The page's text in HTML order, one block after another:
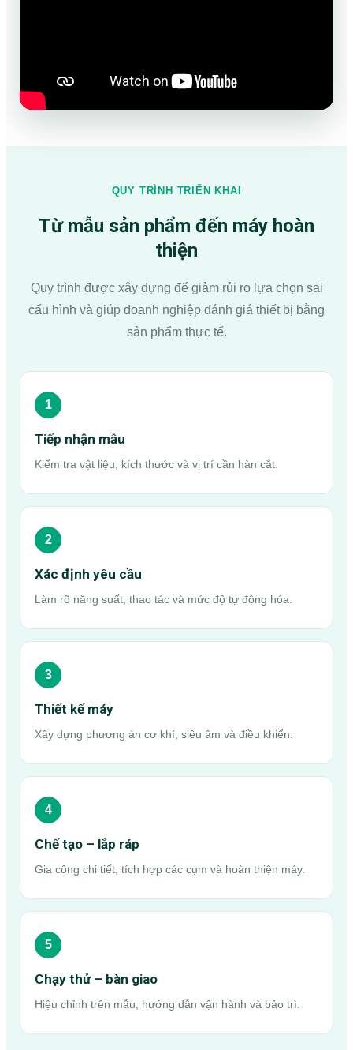
QUY TRÌNH TRIỂN KHAI
Từ mẫu sản phẩm đến máy hoàn
thiện
Quy trình được xây dựng để giảm rủi ro lựa chọn sai
cấu hình và giúp doanh nghiệp đánh giá thiết bị bằng
sản phẩm thực tế.
1
Tiếp nhận mẫu
Kiểm tra vật liệu, kích thước và vị trí cần hàn cắt.
2
Xác định yêu cầu
Làm rõ năng suất, thao tác và mức độ tự động hóa.
3
Thiết kế máy
Xây dựng phương án cơ khí, siêu âm và điều khiển.
4
Chế tạo – lắp ráp
Gia công chi tiết, tích hợp các cụm và hoàn thiện máy.
5
Chạy thử – bàn giao
Hiệu chỉnh trên mẫu, hướng dẫn vận hành và bảo trì.